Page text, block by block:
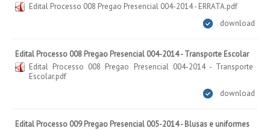
Edital Processo 008 Pregao Presencial 004-2014 - ERRATA.pdf
download
Edital Processo 008 Pregao Presencial 004-2014 - Transporte Escolar
Edital Processo 008 Pregao Presencial 004-2014 - Transporte
Escolar.pdf
download
Edital Processo 009 Pregao Presencial 005-2014 - Blusas e uniformes